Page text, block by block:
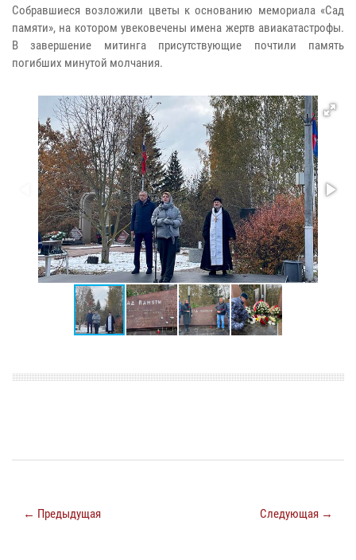
Собравшиеся возложили цветы к основанию мемориала «Сад
памяти», на котором увековечены имена жертв авиакатастрофы.
В завершение митинга присутствующие почтили память
погибших минутой молчания.
← Предыдущая Следующая →